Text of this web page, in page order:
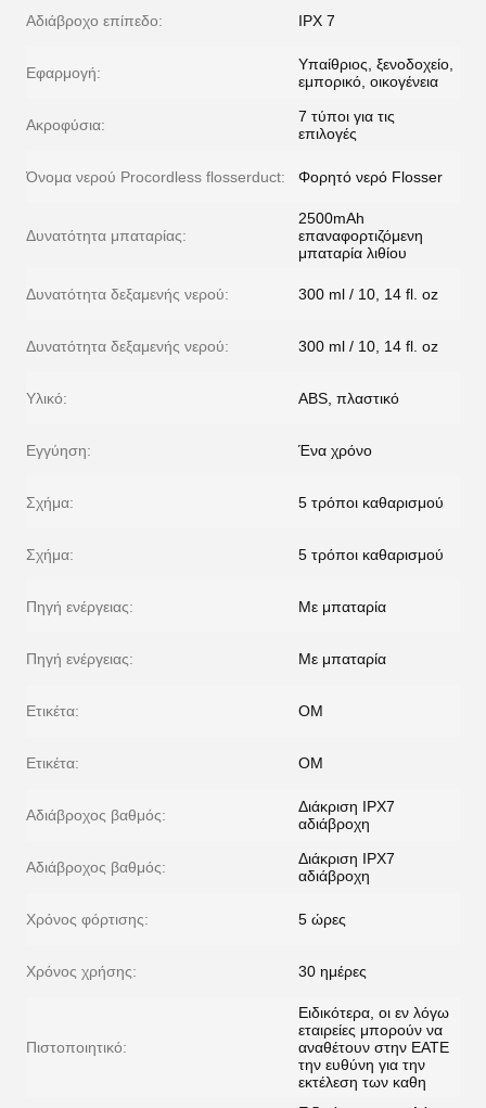
Αδιάβροχο επίπεδο: IPX 7
Εφαρμογή:
Υπαίθριος, ξενοδοχείο,
εμπορικό, οικογένεια
Ακροφύσια:
7 τύποι για τις
επιλογές
Όνομα νερού Procordless flosserduct: Φορητό νερό Flosser
Δυνατότητα μπαταρίας:
2500mAh
επαναφορτιζόμενη
μπαταρία λιθίου
Δυνατότητα δεξαμενής νερού: 300 ml / 10, 14 fl. oz
Δυνατότητα δεξαμενής νερού: 300 ml / 10, 14 fl. oz
Υλικό: ABS, πλαστικό
Εγγύηση: Ένα χρόνο
Σχήμα: 5 τρόποι καθαρισμού
Σχήμα: 5 τρόποι καθαρισμού
Πηγή ενέργειας: Με μπαταρία
Πηγή ενέργειας: Με μπαταρία
Ετικέτα: ΟΜ
Ετικέτα: ΟΜ
Αδιάβροχος βαθμός:
Διάκριση IPX7
αδιάβροχη
Αδιάβροχος βαθμός:
Διάκριση IPX7
αδιάβροχη
Χρόνος φόρτισης: 5 ώρες
Χρόνος χρήσης: 30 ημέρες
Πιστοποιητικό:
Ειδικότερα, οι εν λόγω
εταιρείες μπορούν να
αναθέτουν στην ΕΑΤΕ
την ευθύνη για την
εκτέλεση των καθη